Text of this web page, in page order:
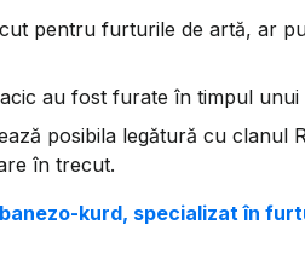
pentru furturile de artă, ar
au fost furate în timpul unui
posibila legătură cu clanul
în trecut.
kurd, specializat în